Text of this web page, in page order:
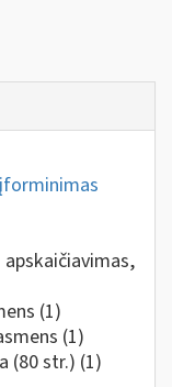
(1)
(1)
(80 str.) (1)